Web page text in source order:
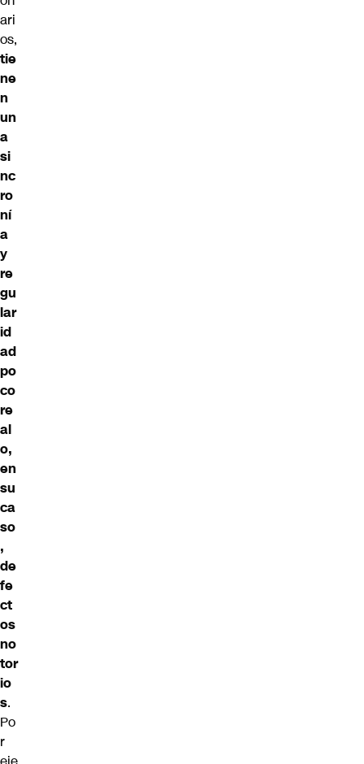
ari
os,
tie
ne
n
un
a
si
nc
ro
ní
a
y
re
gu
lar
id
ad
po
co
re
al
o,
en
su
ca
so
,
de
fe
ct
os
no
tor
io
s.
Po
r